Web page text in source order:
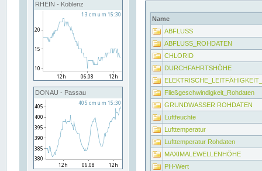
RHEIN - Koblenz
DONAU - Passau
Name
ABFLUSS
ABFLUSS_ROHDATEN
CHLORID
DURCHFAHRTSHÖHE
Fließgeschwindigkeit_Rohdaten
GRUNDWASSER ROHDATEN
Luftfeuchte
Lufttemperatur
Lufttemperatur Rohdaten
MAXIMALEWELLENHÖHE
PH-Wert